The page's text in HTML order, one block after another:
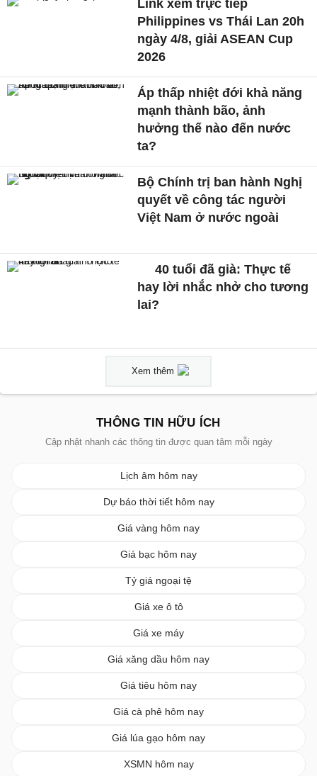
Link xem trực tiếp
Philippines vs Thái Lan 20h
ngày 4/8, giải ASEAN Cup
2026
Áp thấp nhiệt đới khả năng
mạnh thành bão, ảnh
hưởng thế nào đến nước
ta?
Bộ Chính trị ban hành Nghị
quyết về công tác người
Việt Nam ở nước ngoài
40 tuổi đã già: Thực tế
hay lời nhắc nhở cho tương
lai?
Xem thêm
THÔNG TIN HỮU ÍCH
Cập nhật nhanh các thông tin được quan tâm mỗi ngày
Lịch âm hôm nay
Dự báo thời tiết hôm nay
Giá vàng hôm nay
Giá bạc hôm nay
Tỷ giá ngoại tệ
Giá xe ô tô
Giá xe máy
Giá xăng dầu hôm nay
Giá tiêu hôm nay
Giá cà phê hôm nay
Giá lúa gạo hôm nay
XSMN hôm nay